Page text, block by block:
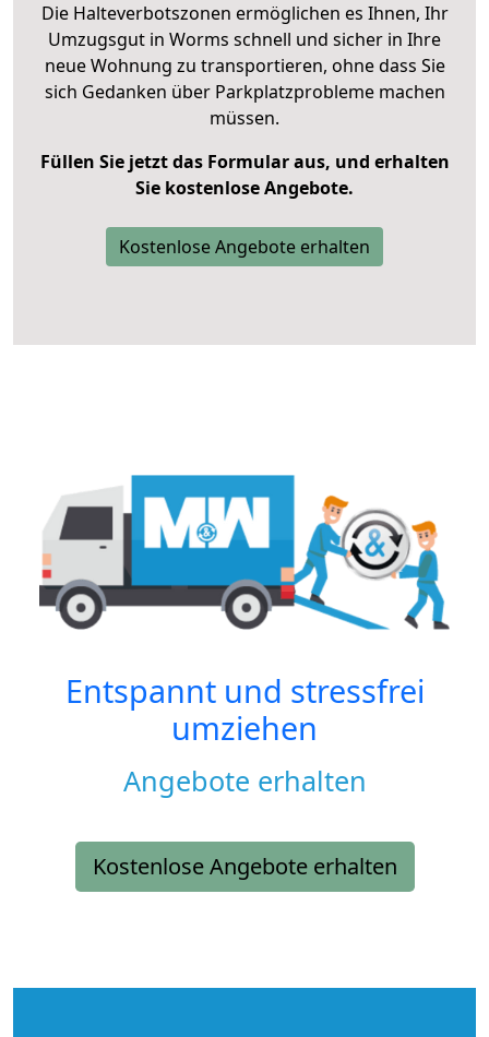
Die Halteverbotszonen ermöglichen es Ihnen, Ihr
Umzugsgut in Worms schnell und sicher in Ihre
neue Wohnung zu transportieren, ohne dass Sie
sich Gedanken über Parkplatzprobleme machen
müssen.
Füllen Sie jetzt das Formular aus, und erhalten
Sie kostenlose Angebote.
Kostenlose Angebote erhalten
Entspannt und stressfrei
umziehen
Angebote erhalten
Kostenlose Angebote erhalten